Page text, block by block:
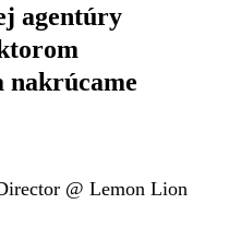
agentúry
nakrúcame
@ Lemon Lion